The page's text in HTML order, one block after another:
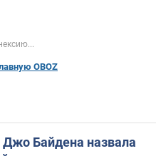
OBOZ
Джо Байдена назвала